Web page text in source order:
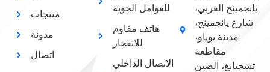
منتجات
مدونة
اتصال
للعوامل الجوية
هاتف مقاوم
للانفجار
الاتصال الداخلي
يانجمينج الغربي،
شارع يانجمينج،
مدينة يوياو،
مقاطعة
تشجيانغ، الصين